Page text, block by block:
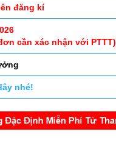
đăng kí
cần xác nhận với PTTT)
nhé!